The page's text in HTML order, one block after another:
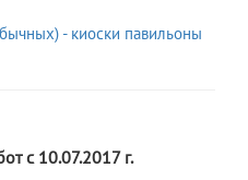
- киоски павильоны
с 10.07.2017 г.